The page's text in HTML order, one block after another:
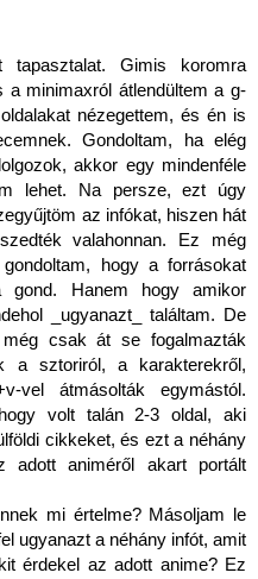
Gimis koromra
a minimaxról átlendültem a g-
nézegettem, és én is
Gondoltam, ha elég
akkor egy mindenféle
lehet. Na persze, ezt úgy
az infókat, hiszen hát
valahonnan. Ez még
hogy a forrásokat
gond. Hanem hogy amikor
_ugyanazt_ találtam. De
csak át se fogalmazták
a sztoriról, a karakterekről,
vel átmásolták egymástól.
volt talán 2-3 oldal, aki
cikkeket, és ezt a néhány
adott animéről akart portált
mi értelme? Másoljam le
ugyanazt a néhány infót, amit
érdekel az adott anime? Ez